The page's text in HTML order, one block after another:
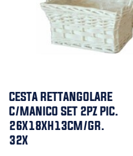
CESTA RETTANGOLARE
C/MANICO SET 2PZ PIC.
26X18XH13CM/GR.
32X